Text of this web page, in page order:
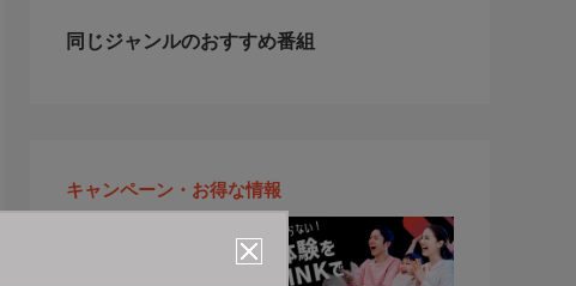
同じジャンルのおすすめ番組
キャンペーン・お得な情報